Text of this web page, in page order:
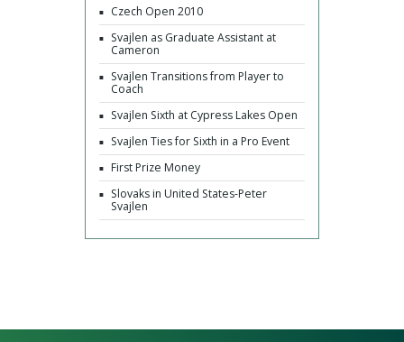
Czech Open 2010
Svajlen as Graduate Assistant at
Cameron
Svajlen Transitions from Player to
Coach
Svajlen Sixth at Cypress Lakes Open
Svajlen Ties for Sixth in a Pro Event
First Prize Money
Slovaks in United States-Peter
Svajlen